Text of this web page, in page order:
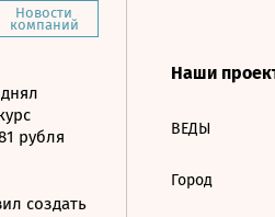
Новости
компаний
рубля
создать
Наши
ВЕДЫ
Город